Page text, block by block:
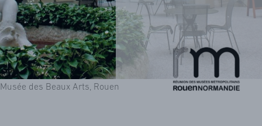
Musée des Beaux Arts, Rouen